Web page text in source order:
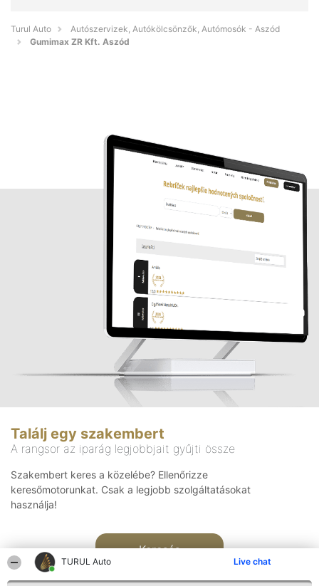
TURUL Auto Live chat
Turul Auto
Autószervizek, Autókölcsönzők, Autómosók - Aszód
Gumimax ZR Kft. Aszód
Találj egy szakembert
A rangsor az iparág legjobbjait gyűjti össze
Szakembert keres a közelébe? Ellenőrizze
keresőmotorunkat. Csak a legjobb szolgáltatásokat
használja!
Keresés